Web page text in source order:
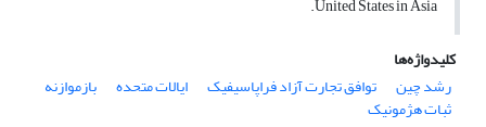
United States in Asia.
کلیدواژه‌ها
رشد چین
توافق تجارت آزاد فراپاسیفیک ایالات متحده بازموازنه
ثبات هژمونیک